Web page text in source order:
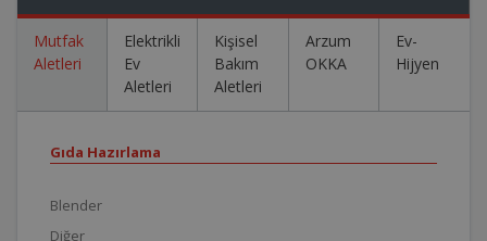
Mutfak
Aletleri
Elektrikli
Ev
Aletleri
Kişisel
Bakım
Aletleri
Arzum
OKKA
Ev-
Hijyen
Gıda Hazırlama
Blender
Diğer